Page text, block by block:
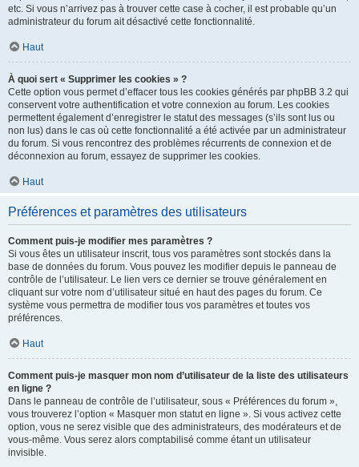
etc. Si vous n’arrivez pas à trouver cette case à cocher, il est probable qu’un
administrateur du forum ait désactivé cette fonctionnalité.
Haut
À quoi sert « Supprimer les cookies » ?
Cette option vous permet d’effacer tous les cookies générés par phpBB 3.2 qui
conservent votre authentification et votre connexion au forum. Les cookies
permettent également d’enregistrer le statut des messages (s’ils sont lus ou
non lus) dans le cas où cette fonctionnalité a été activée par un administrateur
du forum. Si vous rencontrez des problèmes récurrents de connexion et de
déconnexion au forum, essayez de supprimer les cookies.
Haut
Préférences et paramètres des utilisateurs
Comment puis-je modifier mes paramètres ?
Si vous êtes un utilisateur inscrit, tous vos paramètres sont stockés dans la
base de données du forum. Vous pouvez les modifier depuis le panneau de
contrôle de l’utilisateur. Le lien vers ce dernier se trouve généralement en
cliquant sur votre nom d’utilisateur situé en haut des pages du forum. Ce
système vous permettra de modifier tous vos paramètres et toutes vos
préférences.
Haut
Comment puis-je masquer mon nom d’utilisateur de la liste des utilisateurs
en ligne ?
Dans le panneau de contrôle de l’utilisateur, sous « Préférences du forum »,
vous trouverez l’option « Masquer mon statut en ligne ». Si vous activez cette
option, vous ne serez visible que des administrateurs, des modérateurs et de
vous-même. Vous serez alors comptabilisé comme étant un utilisateur
invisible.